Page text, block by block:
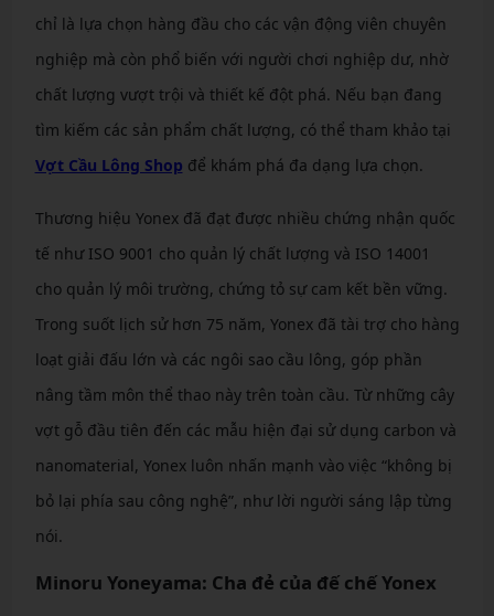
chỉ là lựa chọn hàng đầu cho các vận động viên chuyên
nghiệp mà còn phổ biến với người chơi nghiệp dư, nhờ
chất lượng vượt trội và thiết kế đột phá. Nếu bạn đang
tìm kiếm các sản phẩm chất lượng, có thể tham khảo tại
Vợt Cầu Lông Shop để khám phá đa dạng lựa chọn.
Thương hiệu Yonex đã đạt được nhiều chứng nhận quốc
tế như ISO 9001 cho quản lý chất lượng và ISO 14001
cho quản lý môi trường, chứng tỏ sự cam kết bền vững.
Trong suốt lịch sử hơn 75 năm, Yonex đã tài trợ cho hàng
loạt giải đấu lớn và các ngôi sao cầu lông, góp phần
nâng tầm môn thể thao này trên toàn cầu. Từ những cây
vợt gỗ đầu tiên đến các mẫu hiện đại sử dụng carbon và
nanomaterial, Yonex luôn nhấn mạnh vào việc “không bị
bỏ lại phía sau công nghệ”, như lời người sáng lập từng
nói.
Minoru Yoneyama: Cha đẻ của đế chế Yonex